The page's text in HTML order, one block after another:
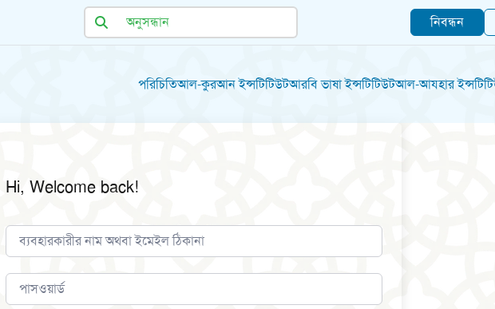
নিবন্ধন
পরিচিতিআল-কুরআন ইন্সটিটিউটআরবি ভাষা ইন্সটিটিউটআল-আযহার
Hi, Welcome back!